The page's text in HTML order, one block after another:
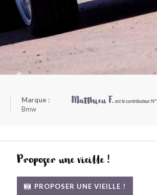
Marque :
Bmw
Matthieu F. est le contributeur N°
Proposer une vieille !
PROPOSER UNE VIEILLE !